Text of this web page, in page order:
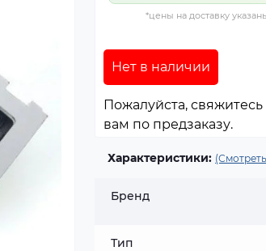
*цены на доставку
Нет в наличии
Пожалуйста,
вам по предзаказу.
Характеристики:
Бренд
Тип